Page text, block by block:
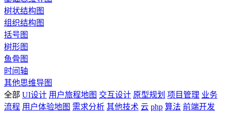
树状结构图
组织结构图
括号图
树形图
鱼骨图
时间轴
其他思维导图
全部 UI设计 用户旅程地图 交互设计 原型规划 项目管理 业务
流程 用户体验地图 需求分析 其他技术 云 php 算法 前端开发